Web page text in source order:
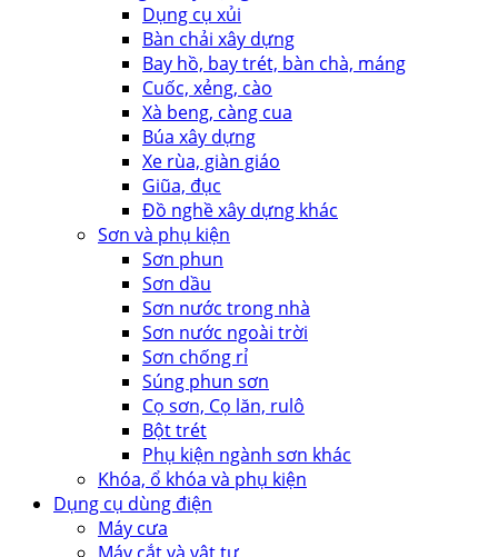
Dụng cụ xủi
Bàn chải xây dựng
Bay hồ, bay trét, bàn chà, máng
Cuốc, xẻng, cào
Xà beng, càng cua
Búa xây dựng
Xe rùa, giàn giáo
Giũa, đục
Đồ nghề xây dựng khác
Sơn và phụ kiện
Sơn phun
Sơn dầu
Sơn nước trong nhà
Sơn nước ngoài trời
Sơn chống rỉ
Súng phun sơn
Cọ sơn, Cọ lăn, rulô
Bột trét
Phụ kiện ngành sơn khác
Khóa, ổ khóa và phụ kiện
Dụng cụ dùng điện
Máy cưa